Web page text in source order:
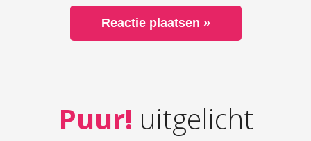
Puur! uitgelicht